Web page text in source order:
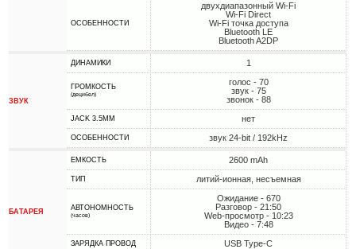
ОСОБЕННОСТИ
двухдиапазонный Wi-Fi
Wi-Fi Direct
Wi-Fi точка доступа
Bluetooth LE
Bluetooth A2DP
ЗВУК
ДИНАМИКИ 1
ГРОМКОСТЬ
(децибел)
голос - 70
звук - 75
звонок - 88
JACK 3.5MM нет
ОСОБЕННОСТИ звук 24-bit / 192kHz
БАТАРЕЯ
ЕМКОСТЬ 2600 mAh
ТИП литий-ионная, несъемная
АВТОНОМНОСТЬ
(часов)
Ожидание - 670
Разговор - 21:50
Web-просмотр - 10:23
Видео - 7:48
ЗАРЯДКА ПРОВОД USB Type-C